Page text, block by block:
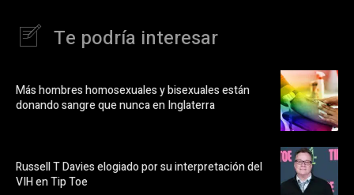
Te podría interesar
Más hombres homosexuales y bisexuales están
donando sangre que nunca en Inglaterra
Russell T Davies elogiado por su interpretación del
VIH en Tip Toe